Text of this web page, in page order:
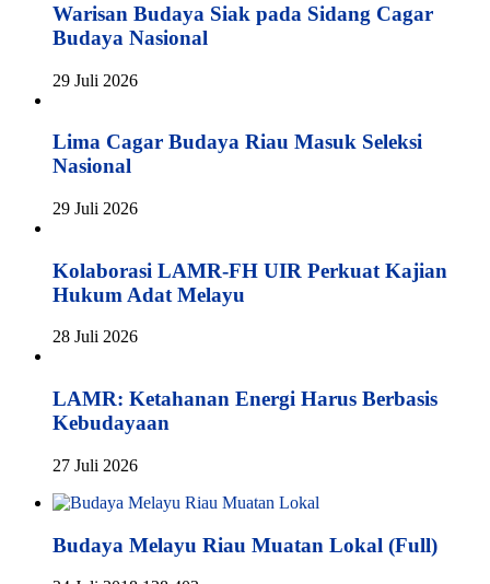
Warisan Budaya Siak pada Sidang Cagar
Budaya Nasional
29 Juli 2026
Lima Cagar Budaya Riau Masuk Seleksi
Nasional
29 Juli 2026
Kolaborasi LAMR-FH UIR Perkuat Kajian
Hukum Adat Melayu
28 Juli 2026
LAMR: Ketahanan Energi Harus Berbasis
Kebudayaan
27 Juli 2026
Budaya Melayu Riau Muatan Lokal (Full)